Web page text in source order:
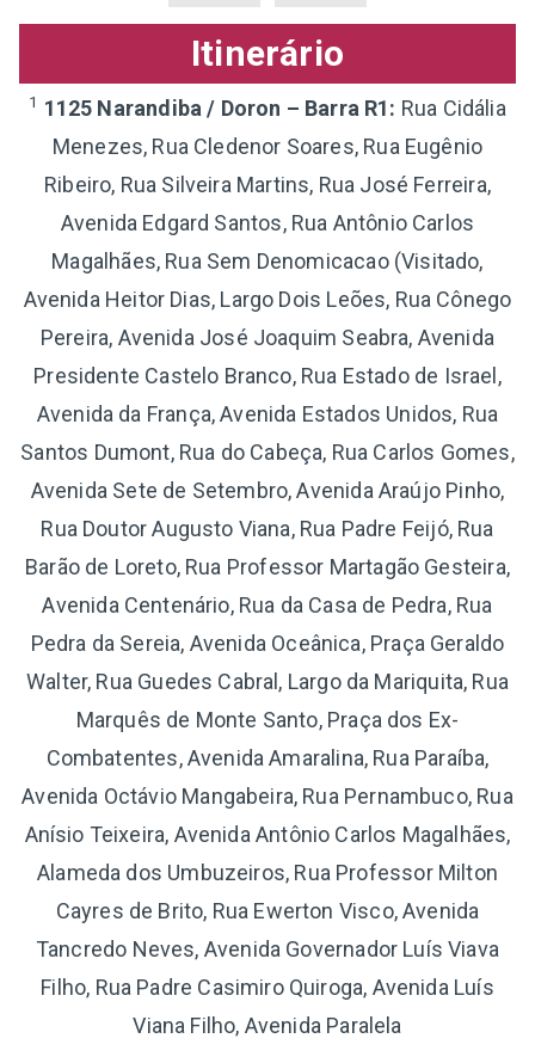
Itinerário
1 1125 Narandiba / Doron – Barra R1: Rua Cidália
Menezes, Rua Cledenor Soares, Rua Eugênio
Ribeiro, Rua Silveira Martins, Rua José Ferreira,
Avenida Edgard Santos, Rua Antônio Carlos
Magalhães, Rua Sem Denomicacao (Visitado,
Avenida Heitor Dias, Largo Dois Leões, Rua Cônego
Pereira, Avenida José Joaquim Seabra, Avenida
Presidente Castelo Branco, Rua Estado de Israel,
Avenida da França, Avenida Estados Unidos, Rua
Santos Dumont, Rua do Cabeça, Rua Carlos Gomes,
Avenida Sete de Setembro, Avenida Araújo Pinho,
Rua Doutor Augusto Viana, Rua Padre Feijó, Rua
Barão de Loreto, Rua Professor Martagão Gesteira,
Avenida Centenário, Rua da Casa de Pedra, Rua
Pedra da Sereia, Avenida Oceânica, Praça Geraldo
Walter, Rua Guedes Cabral, Largo da Mariquita, Rua
Marquês de Monte Santo, Praça dos Ex-
Combatentes, Avenida Amaralina, Rua Paraíba,
Avenida Octávio Mangabeira, Rua Pernambuco, Rua
Anísio Teixeira, Avenida Antônio Carlos Magalhães,
Alameda dos Umbuzeiros, Rua Professor Milton
Cayres de Brito, Rua Ewerton Visco, Avenida
Tancredo Neves, Avenida Governador Luís Viava
Filho, Rua Padre Casimiro Quiroga, Avenida Luís
Viana Filho, Avenida Paralela